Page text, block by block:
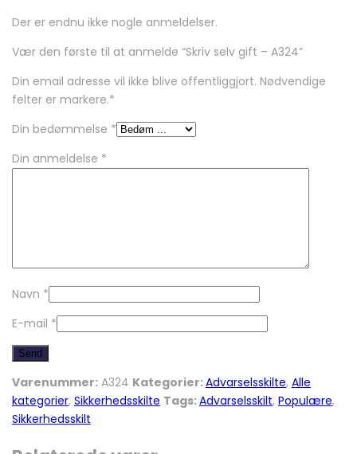
Der er endnu ikke nogle anmeldelser.
Vær den første til at anmelde “Skriv selv gift – A324”
Din email adresse vil ikke blive offentliggjort. Nødvendige
felter er markere.*
Din bedømmelse *
Din anmeldelse *
Navn *
E-mail *
Varenummer: A324 Kategorier:Advarselsskilte, Alle
kategorier, Sikkerhedsskilte Tags:Advarselsskilt, Populære,
Sikkerhedsskilt